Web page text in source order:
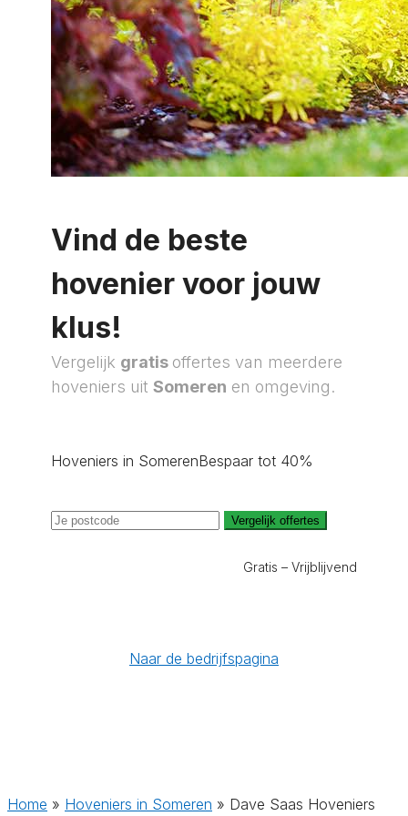
Vind de beste
hovenier voor jouw
klus!
Vergelijk gratis offertes van meerdere
hoveniers uit Someren en omgeving.
Hoveniers in SomerenBespaar tot 40%
Vergelijk offertes
Gratis – Vrijblijvend
Naar de bedrijfspagina
Home » Hoveniers in Someren » Dave Saas Hoveniers